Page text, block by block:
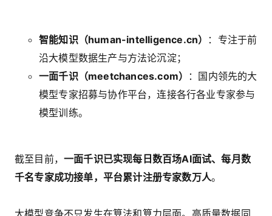
智能知识（human-intelligence.cn）
：专注于前
沿大模型数据生产与方法论沉淀；
一面千识（meetchances.com）
：国内领先的大
模型专家招募与协作平台，连接各行各业专家参与
模型训练。
截至目前， 一面千识已实现每日数百场AI面试、每月数
千名专家成功接单，平台累计注册专家数万人。
大模型竞争不只发生在算法和算力层面。高质量数据同